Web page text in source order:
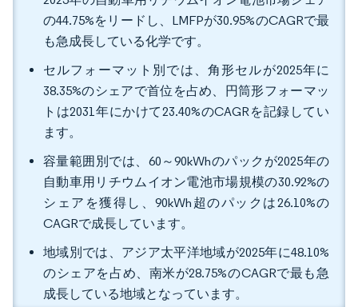
の44.75%をリードし、LMFPが30.95%のCAGRで最
も急成長している化学です。
セルフォーマット別では、角形セルが2025年に
38.35%のシェアで首位を占め、円筒形フォーマッ
トは2031年にかけて23.40%のCAGRを記録してい
ます。
容量範囲別では、60～90kWhのパックが2025年の
自動車用リチウムイオン電池市場規模の30.92%の
シェアを獲得し、90kWh超のパックは26.10%の
CAGRで成長しています。
地域別では、アジア太平洋地域が2025年に48.10%
のシェアを占め、南米が28.75%のCAGRで最も急
成長している地域となっています。